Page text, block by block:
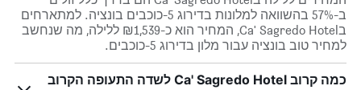
ב-57% בהשוואה למלונות בדירוג 5-כוכבים בונציה. למתארחים
בCa' Sagredo Hotel, המחיר הוא כ-₪1,539 ללילה, מה שנחשב
למחיר טוב בונציה עבור מלון בדירוג 5-כוכבים.
כמה קרוב Ca' Sagredo Hotel לשדה התעופה הקרוב